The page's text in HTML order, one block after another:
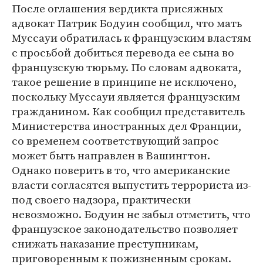
После оглашения вердикта присяжных
адвокат Патрик Бодуин сообщил, что мать
Муссауи обратилась к французским властям
с просьбой добиться перевода ее сына во
французскую тюрьму. По словам адвоката,
такое решение в принципе не исключено,
поскольку Муссауи является французским
гражданином. Как сообщил представитель
Министерства иностранных дел Франции,
со временем соответствующий запрос
может быть направлен в Вашингтон.
Однако поверить в то, что американские
власти согласятся выпустить террориста из-
под своего надзора, практически
невозможно. Бодуин не забыл отметить, что
французское законодательство позволяет
снижать наказание преступникам,
приговоренным к пожизненным срокам.